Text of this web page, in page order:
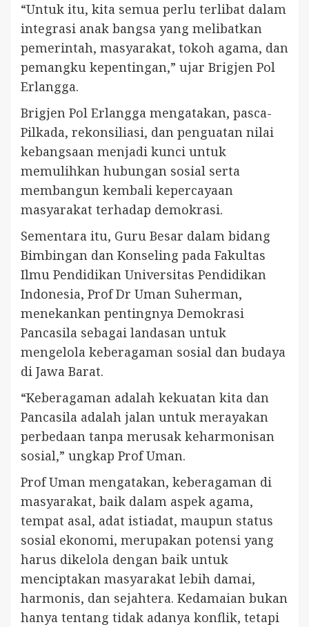
“Untuk itu, kita semua perlu terlibat dalam
integrasi anak bangsa yang melibatkan
pemerintah, masyarakat, tokoh agama, dan
pemangku kepentingan,” ujar Brigjen Pol
Erlangga.
Brigjen Pol Erlangga mengatakan, pasca-
Pilkada, rekonsiliasi, dan penguatan nilai
kebangsaan menjadi kunci untuk
memulihkan hubungan sosial serta
membangun kembali kepercayaan
masyarakat terhadap demokrasi.
Sementara itu, Guru Besar dalam bidang
Bimbingan dan Konseling pada Fakultas
Ilmu Pendidikan Universitas Pendidikan
Indonesia, Prof Dr Uman Suherman,
menekankan pentingnya Demokrasi
Pancasila sebagai landasan untuk
mengelola keberagaman sosial dan budaya
di Jawa Barat.
“Keberagaman adalah kekuatan kita dan
Pancasila adalah jalan untuk merayakan
perbedaan tanpa merusak keharmonisan
sosial,” ungkap Prof Uman.
Prof Uman mengatakan, keberagaman di
masyarakat, baik dalam aspek agama,
tempat asal, adat istiadat, maupun status
sosial ekonomi, merupakan potensi yang
harus dikelola dengan baik untuk
menciptakan masyarakat lebih damai,
harmonis, dan sejahtera. Kedamaian bukan
hanya tentang tidak adanya konflik, tetapi